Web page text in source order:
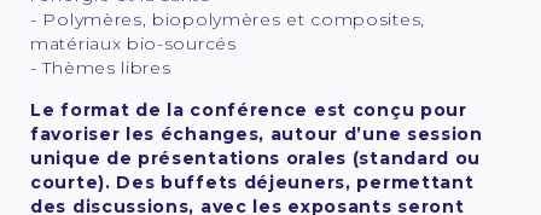
- Polymères, biopolymères et composites,
matériaux bio-sourcés
- Thèmes libres
Le format de la conférence est conçu pour
favoriser les échanges, autour d’une session
unique de présentations orales (standard ou
courte). Des buffets déjeuners, permettant
des discussions, avec les exposants seront